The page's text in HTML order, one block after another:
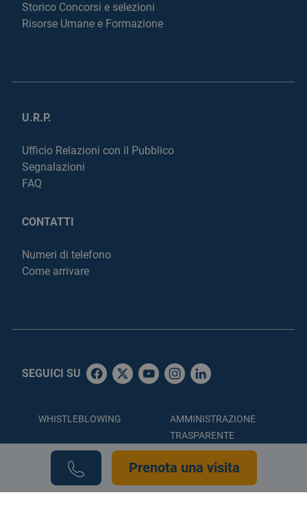
Storico Concorsi e selezioni
Risorse Umane e Formazione
U.R.P.
Ufficio Relazioni con il Pubblico
Segnalazioni
FAQ
CONTATTI
Numeri di telefono
Come arrivare
SEGUICI SU
WHISTLEBLOWING
AMMINISTRAZIONE
TRASPARENTE
ACCESSIBILITÀ
COOKIE POLICY
Prenota una visita